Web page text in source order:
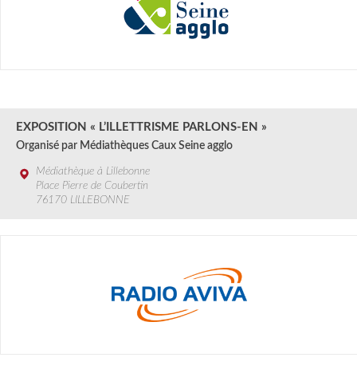
EXPOSITION « L’ILLETTRISME PARLONS-EN »
Organisé par Médiathèques Caux Seine agglo
Médiathèque à Lillebonne
Place Pierre de Coubertin
76170 LILLEBONNE